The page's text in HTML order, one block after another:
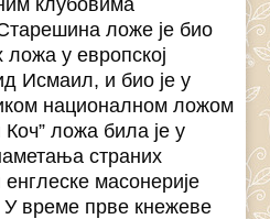
ложе је био
ложа у европској
Исмаил, и био је у
националном ложом
ложа била је у
страних
масонерије
време прве кнежеве